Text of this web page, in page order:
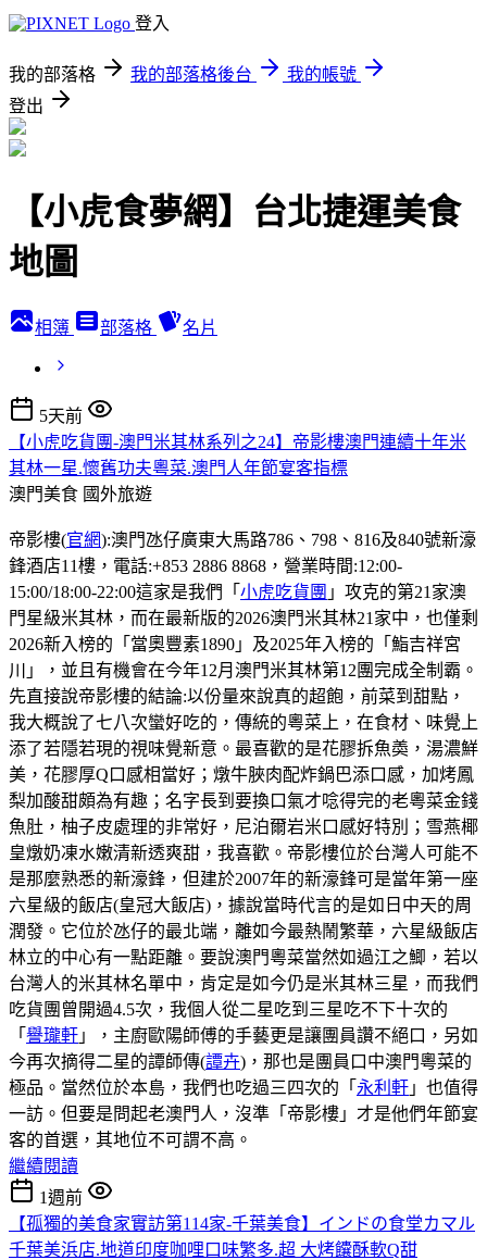
登入
我的部落格 我的部落格後台
我的帳號
登出
【小虎食夢網】台北捷運美食
地圖
相簿 部落格 名片
5天前
【小虎吃貨團-澳門米其林系列之24】帝影樓澳門連續十年米
其林一星.懷舊功夫粵菜.澳門人年節宴客指標
澳門美食 國外旅遊
帝影樓(官網):澳門氹仔廣東大馬路786、798、816及840號新濠
鋒酒店11樓，電話:+853 2886 8868，營業時間:12:00-
15:00/18:00-22:00這家是我們「 小虎吃貨團 」攻克的第21家澳
門星級米其林，而在最新版的2026澳門米其林21家中，也僅剩
2026新入榜的「當奧豐素1890」及2025年入榜的「鮨吉祥宮
川」，並且有機會在今年12月澳門米其林第12團完成全制霸。
先直接說帝影樓的結論:以份量來說真的超飽，前菜到甜點，
我大概說了七八次蠻好吃的，傳統的粵菜上，在食材、味覺上
添了若隱若現的視味覺新意。最喜歡的是花膠拆魚𡙡，湯濃鮮
美，花膠厚Q口感相當好；燉牛脥肉配炸鍋巴添口感，加烤鳳
梨加酸甜頗為有趣；名字長到要換口氣才唸得完的老粵菜金錢
魚肚，柚子皮處理的非常好，尼泊爾岩米口感好特別；雪燕椰
皇燉奶凍水嫩清新透爽甜，我喜歡。帝影樓位於台灣人可能不
是那麼熟悉的新濠鋒，但建於2007年的新濠鋒可是當年第一座
六星級的飯店(皇冠大飯店)，據說當時代言的是如日中天的周
潤發。它位於氹仔的最北端，離如今最熱鬧繁華，六星級飯店
林立的中心有一點距離。要說澳門粵菜當然如過江之鯽，若以
台灣人的米其林名單中，肯定是如今仍是米其林三星，而我們
吃貨團曾開過4.5次，我個人從二星吃到三星吃不下十次的
「 譽瓏軒 」，主廚歐陽師傅的手藝更是讓團員讚不絕口，另如
今再次摘得二星的譚師傳(譚卉)，那也是團員口中澳門粵菜的
極品。當然位於本島，我們也吃過三四次的「 永利軒 」也值得
一訪。但要是問起老澳門人，沒準「帝影樓」才是他們年節宴
客的首選，其地位不可謂不高。
繼續閱讀
1週前
【孤獨的美食家實訪第114家-千葉美食】インドの食堂カマル
千葉美浜店.地道印度咖哩口味繁多.超 大烤饢酥軟Q甜